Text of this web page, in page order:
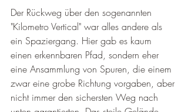
Der Rückweg über den sogenannten
"Kilometro Vertical" war alles andere als
ein Spaziergang. Hier gab es kaum
einen erkennbaren Pfad, sondern eher
eine Ansammlung von Spuren, die einem
zwar eine grobe Richtung vorgaben, aber
nicht immer den sichersten Weg nach